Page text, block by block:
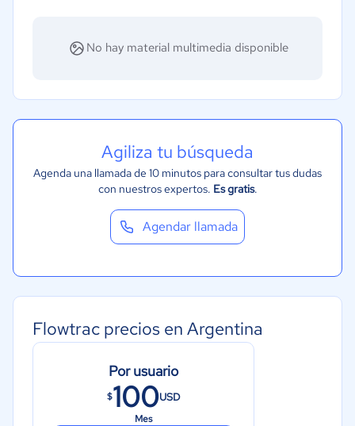
No hay material multimedia disponible
Agiliza tu búsqueda
Agenda una llamada de 10 minutos para consultar tus dudas
con nuestros expertos. Es gratis.
Agendar llamada
Flowtrac precios en Argentina
Por usuario
$100USD
Mes